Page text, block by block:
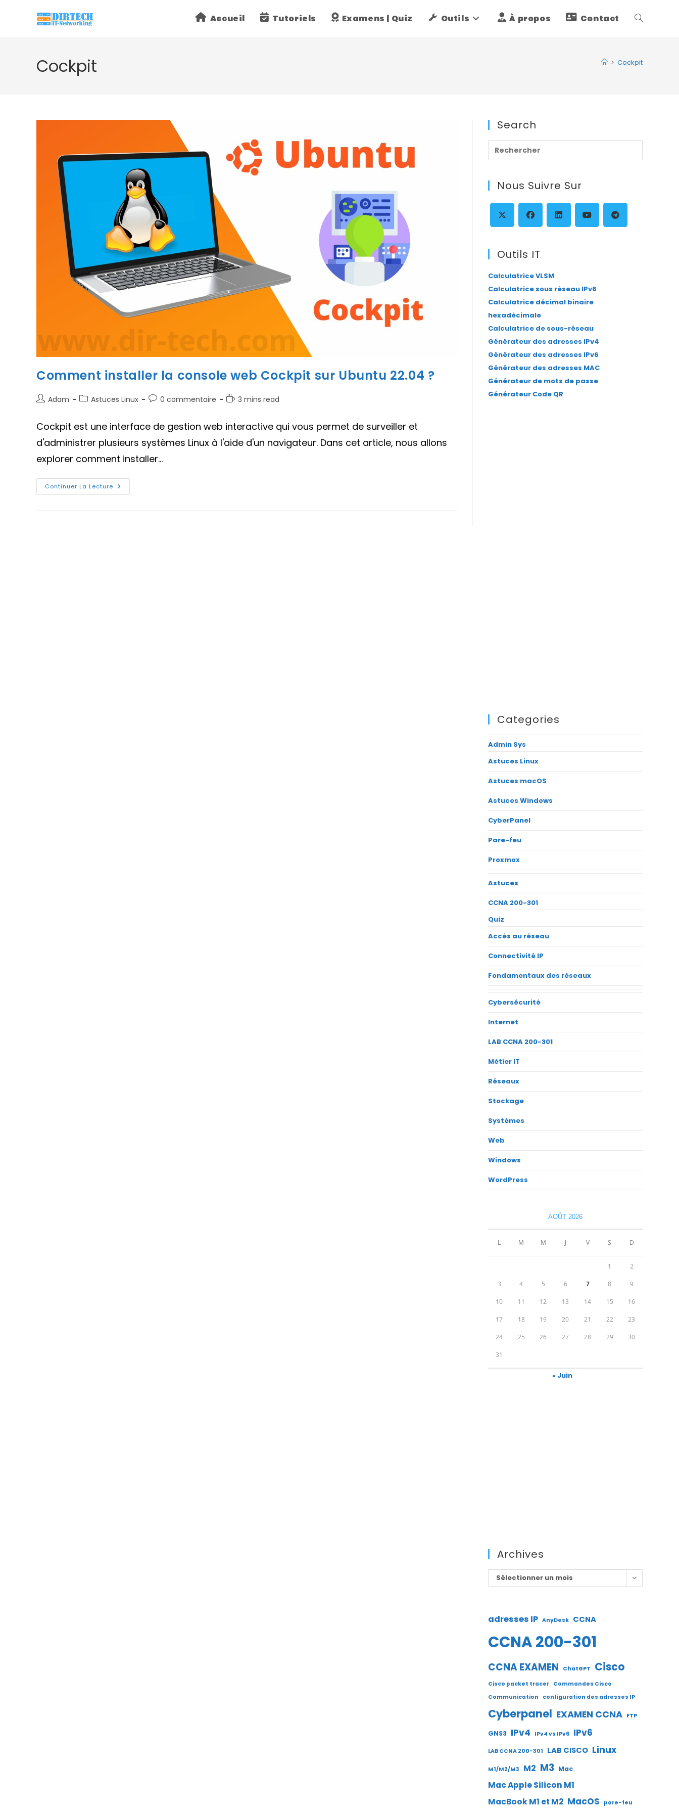
Accueil Tutoriels Examens | Quiz Outils À propos Contact Toggle
Cockpit > Cockpit
Comment installer la console web Cockpit sur Ubuntu 22.04 ?
Auteur/autrice
publication :
Adam
PostAstuces Linux
Commentaires
publication :
0 commentaire
Temps3 mins read
Cockpit est une interface de gestion web interactive qui vous permet de surveiller et
d'administrer plusieurs systèmes Linux à l'aide d'un navigateur. Dans cet article, nous allons
explorer comment installer…
Continuer La Lecture Comment
Installer
Search
Escape
Nous Suivre Sur
dans
un
nouvel
onglet
dans
nouvel
onglet
nouvel
onglet onglet
Outils IT
Calculatrice VLSM
Calculatrice sous réseau IPv6
Calculatrice décimal binaire
hexadécimale
Calculatrice de sous-réseau
Générateur des adresses IPv4
Générateur des adresses IPv6
Générateur des adresses MAC
Générateur de mots de passe
Générateur Code QR
Categories
Admin Sys
Astuces Linux
Astuces macOS
Astuces Windows
CyberPanel
Pare-feu
Proxmox
Astuces
CCNA 200-301
Quiz
Accès au réseau
Connectivité IP
Fondamentaux des réseaux
Cybersécurité
Internet
LAB CCNA 200-301
Métier IT
Réseaux
Stockage
Systèmes
Web
Windows
WordPress
AOÛT 2026
L M M J V S D
1 2
3 4 5 6 7 8 9
10 11 12 13 14 15 16
17 18 19 20 21 22 23
24 25 26 27 28 29 30
31
« Juin
Archives
Archives
Sélectionner un mois
adresses IP AnyDesk CCNA
CCNA 200-301
CCNA EXAMEN ChatGPT Cisco
Cisco packet tracer Commandes Cisco
Communication
configuration des adresses IP
Cyberpanel EXAMEN CCNA FTP
GNS3 IPv4 IPv4 vs IPv6 IPv6
LAB CCNA 200-301 LAB CISCO Linux
M1/M2/M3 M2 M3 Mac
Mac Apple Silicon M1
MacBook M1 et M2 MacOS pare-feu